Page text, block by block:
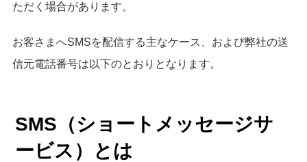
ただく場合があります。
お客さまへSMSを配信する主なケース、および弊社の送
信元電話番号は以下のとおりとなります。
SMS（ショートメッセージサ
ービス）とは